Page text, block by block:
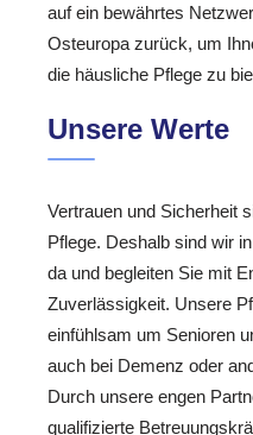
auf ein bewährtes
Osteuropa zurück, um
die häusliche Pflege zu
Unsere Werte
Vertrauen und Sicherheit
Pflege. Deshalb sind wir
da und begleiten Sie mit
Zuverlässigkeit. Unsere
einfühlsam um Senioren
auch bei Demenz oder
Durch unsere engen
qualifizierte